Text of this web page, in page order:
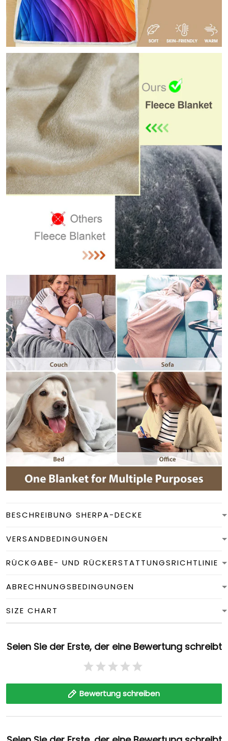
BESCHREIBUNG SHERPA-DECKE
VERSANDBEDINGUNGEN
RÜCKGABE- UND RÜCKERSTATTUNGSRICHTLINIE
ABRECHNUNGSBEDINGUNGEN
SIZE CHART
Seien Sie der Erste, der eine Bewertung schreibt
Bewertung schreiben